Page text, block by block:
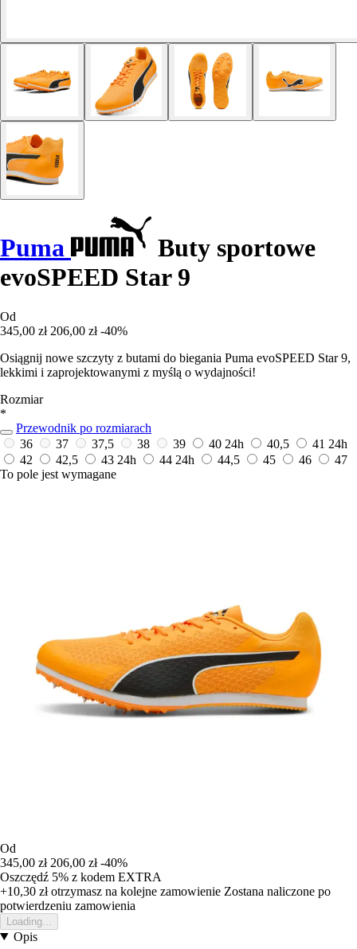
Puma
Buty sportowe
evoSPEED Star 9
Od
345,00 zł 206,00 zł -40%
Osiągnij nowe szczyty z butami do biegania Puma evoSPEED Star 9,
lekkimi i zaprojektowanymi z myślą o wydajności!
Rozmiar
*
Przewodnik po rozmiarach
36
37 37,5 38 39 40 24h 40,5 41 24h
42
42,5 43 24h 44 24h 44,5 45 46
47
To pole jest wymagane
Od
345,00 zł 206,00 zł -40%
Oszczędź 5% z kodem EXTRA
+10,30 złotrzymasz na kolejne zamowienie Zostana naliczone po
potwierdzeniu zamowienia
Loading...
Opis